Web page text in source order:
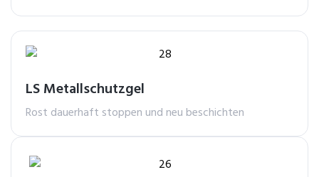
LS Metallschutzgel
Rost dauerhaft stoppen und neu beschichten